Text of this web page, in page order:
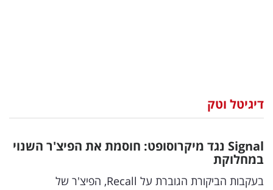
וצרכנות
דיגיטל
וטק
דיגיטל וטק
Signal נגד מיקרוסופט: חוסמת את הפיצ'ר השנוי
במחלוקת
בעקבות הביקורת הגוברת על Recall, הפיצ'ר של